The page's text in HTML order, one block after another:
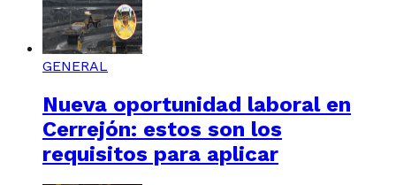
GENERAL
Nueva oportunidad laboral en
Cerrejón: estos son los
requisitos para aplicar